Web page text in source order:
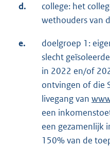
d.
college: het
wethouders van
e.
doelgroep 1:
slecht
in 2022 en/of
ontvingen of die
livegang van E
x
t
e
een
een gezamenlijk
150% van de